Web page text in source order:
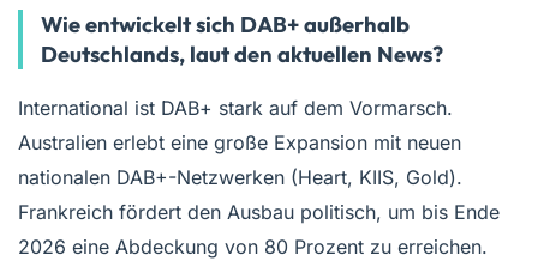
Wie entwickelt sich DAB+ außerhalb
Deutschlands, laut den aktuellen News?
International ist DAB+ stark auf dem Vormarsch.
Australien erlebt eine große Expansion mit neuen
nationalen DAB+-Netzwerken (Heart, KIIS, Gold).
Frankreich fördert den Ausbau politisch, um bis Ende
2026 eine Abdeckung von 80 Prozent zu erreichen.